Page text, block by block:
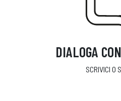
DIALOGA
SCRIVICI O